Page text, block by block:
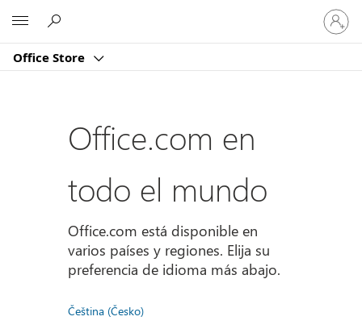
Office Store
Iniciar
sesión
en
cuenta
Office.com en
todo el mundo
Office.com está disponible en
varios países y regiones. Elija su
preferencia de idioma más abajo.
Čeština (Česko)